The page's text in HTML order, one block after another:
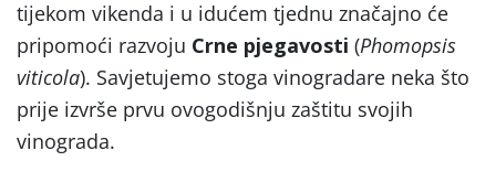
tijekom vikenda i u idućem tjednu značajno će
pripomoći razvoju Crne pjegavosti (Phomopsis
viticola). Savjetujemo stoga vinogradare neka što
prije izvrše prvu ovogodišnju zaštitu svojih
vinograda.